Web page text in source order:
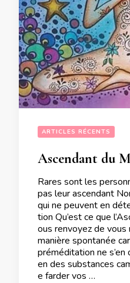
ARTICLES RÉCENTS
Ascendant du
Rares sont les
pas leur ascendant
qui ne peuvent en
tion Qu’est ce que
ous renvoyez de
manière spontanée
préméditation ne
en des substances
e farder vos …